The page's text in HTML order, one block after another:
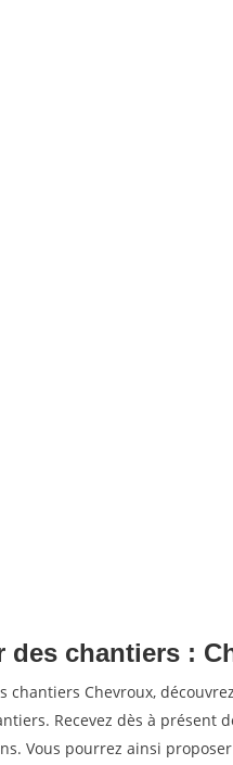
chantiers :
chantiers Chevroux,
Recevez dès à présent
Vous pourrez ainsi